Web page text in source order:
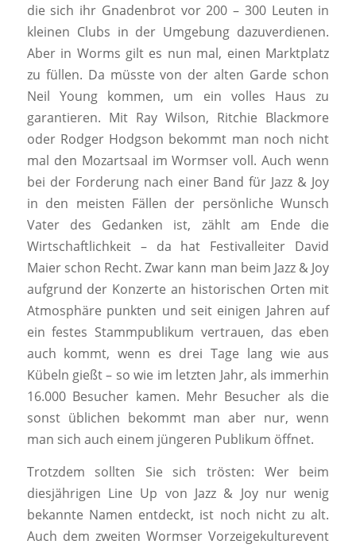
die sich ihr Gnadenbrot vor 200 – 300 Leuten in
kleinen Clubs in der Umgebung dazuverdienen.
Aber in Worms gilt es nun mal, einen Marktplatz
zu füllen. Da müsste von der alten Garde schon
Neil Young kommen, um ein volles Haus zu
garantieren. Mit Ray Wilson, Ritchie Blackmore
oder Rodger Hodgson bekommt man noch nicht
mal den Mozartsaal im Wormser voll. Auch wenn
bei der Forderung nach einer Band für Jazz & Joy
in den meisten Fällen der persönliche Wunsch
Vater des Gedanken ist, zählt am Ende die
Wirtschaftlichkeit – da hat Festivalleiter David
Maier schon Recht. Zwar kann man beim Jazz & Joy
aufgrund der Konzerte an historischen Orten mit
Atmosphäre punkten und seit einigen Jahren auf
ein festes Stammpublikum vertrauen, das eben
auch kommt, wenn es drei Tage lang wie aus
Kübeln gießt – so wie im letzten Jahr, als immerhin
16.000 Besucher kamen. Mehr Besucher als die
sonst üblichen bekommt man aber nur, wenn
man sich auch einem jüngeren Publikum öffnet.
Trotzdem sollten Sie sich trösten: Wer beim
diesjährigen Line Up von Jazz & Joy nur wenig
bekannte Namen entdeckt, ist noch nicht zu alt.
Auch dem zweiten Wormser Vorzeigekulturevent